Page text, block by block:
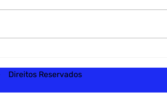
Reservados